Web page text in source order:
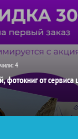
4
фотокниг от